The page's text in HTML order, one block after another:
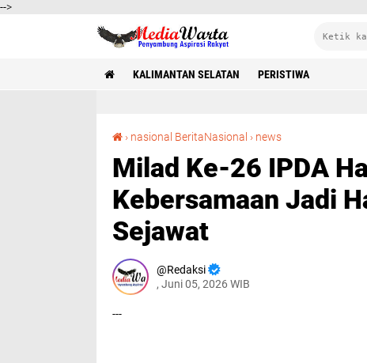
-->
KALIMANTAN SELATAN PERISTIWA
› nasional BeritaNasional › news
Milad Ke-26 IPDA
Kebersamaan Jadi
Sejawat
Redaksi
, Juni 05, 2026 WIB
---